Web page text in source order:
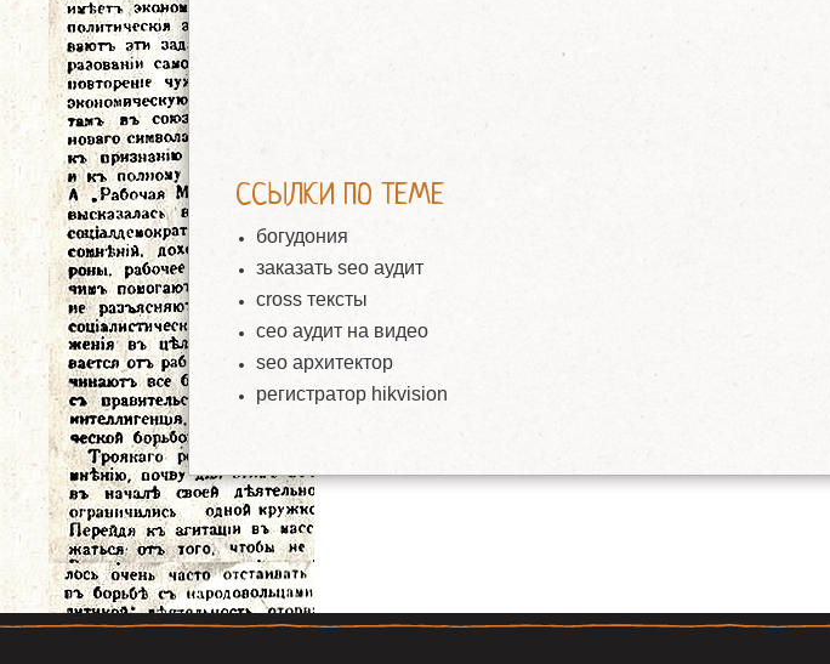
ССЫЛКИ ПО ТЕМЕ
богудония
заказать seo аудит
cross тексты
сео аудит на видео
seo архитектор
регистратор hikvision